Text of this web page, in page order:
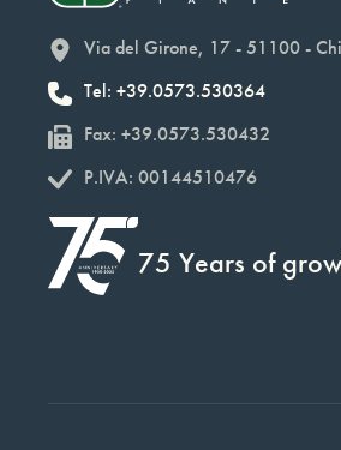
Via del Girone, 17 - 51100 -
Tel: +39.0573.530364
Fax: +39.0573.530432
P.IVA: 00144510476
75 Years of